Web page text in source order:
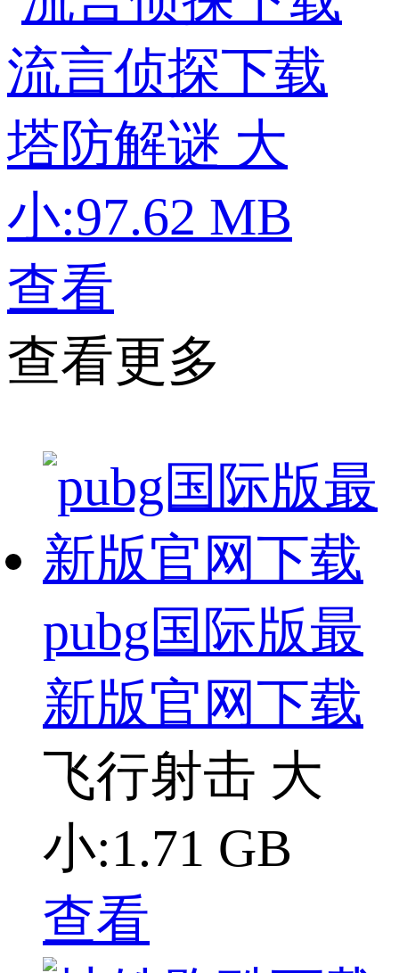
流言侦探下载
塔防解谜 大
小:97.62 MB
查看
查看更多
pubg国际版最
新版官网下载
飞行射击 大
小:1.71 GB
查看